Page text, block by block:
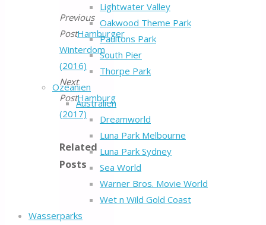
Lightwater Valley
Oakwood Theme Park
Paultons Park
South Pier
Thorpe Park
Ozeanien
Australien
Dreamworld
Luna Park Melbourne
Luna Park Sydney
Sea World
Warner Bros. Movie World
Wet n Wild Gold Coast
Wasserparks
Previous
PostHamburger
Winterdom
(2016)
Next
PostHamburg
(2017)
Related
Posts